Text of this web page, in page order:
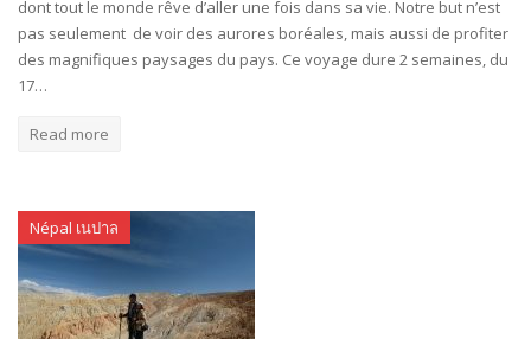
dont tout le monde rêve d’aller une fois dans sa vie. Notre but n’est
pas seulement de voir des aurores boréales, mais aussi de profiter
des magnifiques paysages du pays. Ce voyage dure 2 semaines, du
17…
Read more
Népal เนปาล